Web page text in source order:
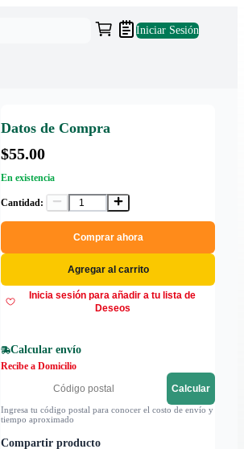
Iniciar Sesión
Datos de Compra
$55.00
En existencia
Cantidad:
Comprar ahora
Agregar al carrito
Inicia sesión para añadir a tu lista de
Deseos
Calcular envío
Recibe a Domicilio
Calcular
Ingresa tu código postal para conocer el costo de envío y
tiempo aproximado
Compartir producto